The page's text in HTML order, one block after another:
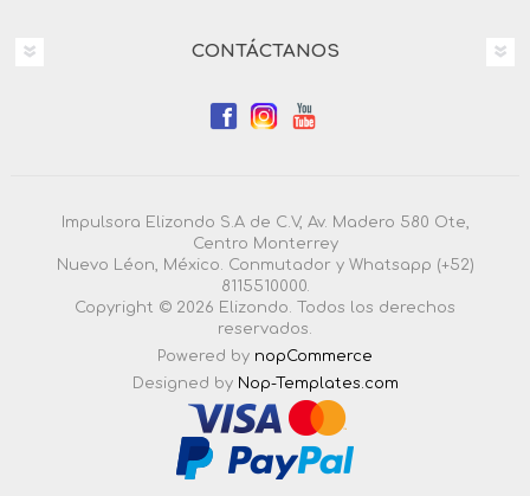
CONTÁCTANOS
Impulsora Elizondo S.A de C.V, Av. Madero 580 Ote,
Centro Monterrey
Nuevo Léon, México. Conmutador y Whatsapp (+52)
8115510000.
Copyright © 2026 Elizondo. Todos los derechos
reservados.
Powered by nopCommerce
Designed by Nop-Templates.com